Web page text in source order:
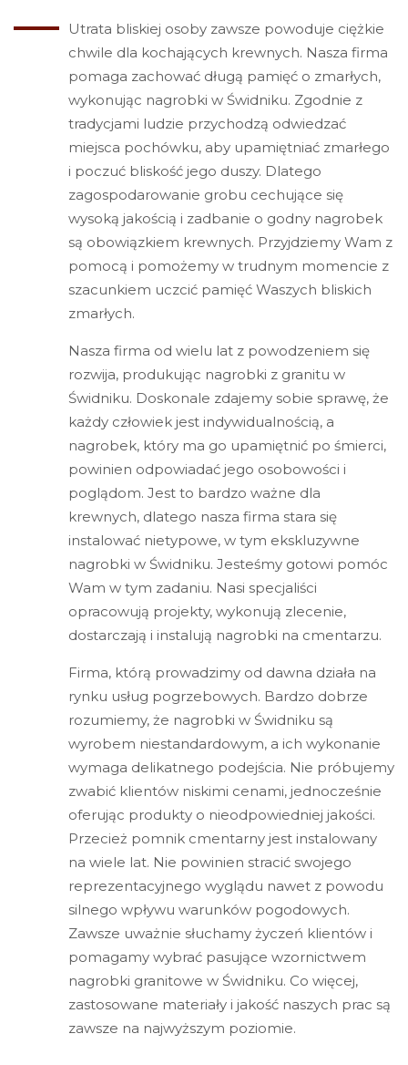
Utrata bliskiej osoby zawsze powoduje ciężkie
chwile dla kochających krewnych. Nasza firma
pomaga zachować długą pamięć o zmarłych,
wykonując nagrobki w Świdniku. Zgodnie z
tradycjami ludzie przychodzą odwiedzać
miejsca pochówku, aby upamiętniać zmarłego
i poczuć bliskość jego duszy. Dlatego
zagospodarowanie grobu cechujące się
wysoką jakością i zadbanie o godny nagrobek
są obowiązkiem krewnych. Przyjdziemy Wam z
pomocą i pomożemy w trudnym momencie z
szacunkiem uczcić pamięć Waszych bliskich
zmarłych.
Nasza firma od wielu lat z powodzeniem się
rozwija, produkując nagrobki z granitu w
Świdniku. Doskonale zdajemy sobie sprawę, że
każdy człowiek jest indywidualnością, a
nagrobek, który ma go upamiętnić po śmierci,
powinien odpowiadać jego osobowości i
poglądom. Jest to bardzo ważne dla
krewnych, dlatego nasza firma stara się
instalować nietypowe, w tym ekskluzywne
nagrobki w Świdniku. Jesteśmy gotowi pomóc
Wam w tym zadaniu. Nasi specjaliści
opracowują projekty, wykonują zlecenie,
dostarczają i instalują nagrobki na cmentarzu.
Firma, którą prowadzimy od dawna działa na
rynku usług pogrzebowych. Bardzo dobrze
rozumiemy, że nagrobki w Świdniku są
wyrobem niestandardowym, a ich wykonanie
wymaga delikatnego podejścia. Nie próbujemy
zwabić klientów niskimi cenami, jednocześnie
oferując produkty o nieodpowiedniej jakości.
Przecież pomnik cmentarny jest instalowany
na wiele lat. Nie powinien stracić swojego
reprezentacyjnego wyglądu nawet z powodu
silnego wpływu warunków pogodowych.
Zawsze uważnie słuchamy życzeń klientów i
pomagamy wybrać pasujące wzornictwem
nagrobki granitowe w Świdniku. Co więcej,
zastosowane materiały i jakość naszych prac są
zawsze na najwyższym poziomie.